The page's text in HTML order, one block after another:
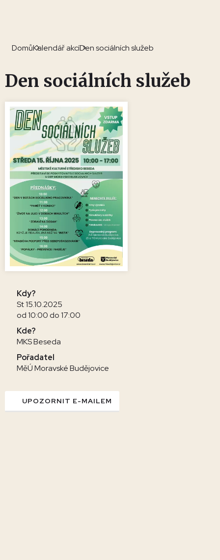
DomůKalendář akcíDen sociálních služeb
Den sociálních služeb
Kdy?
St 15.10.2025
od 10:00 do 17:00
Kde?
MKS Beseda
Pořadatel
MěÚ Moravské Budějovice
UPOZORNIT E-MAILEM